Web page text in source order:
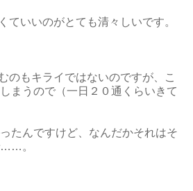
ていいのがとても清々しいです。
のもキライではないのですが、こ
まうので（一日２０通くらいきて
たんですけど、なんだかそれはそ
……。